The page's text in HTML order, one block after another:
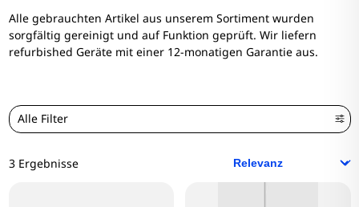
Alle gebrauchten Artikel aus unserem Sortiment wurden
sorgfältig gereinigt und auf Funktion geprüft. Wir liefern
refurbished Geräte mit einer 12-monatigen Garantie aus.
Alle Filter
3 Ergebnisse